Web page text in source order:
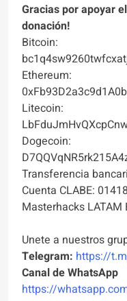
Gracias por apoyar
donación!
Bitcoin:
Ethereum:
Litecoin:
Dogecoin:
Transferencia
Cuenta CLABE:
Masterhacks
Unete a nuestros
Telegram: https://
Canal de WhatsApp
https://